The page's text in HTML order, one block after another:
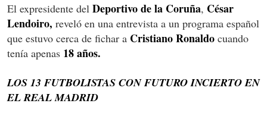
El expresidente del Deportivo de la Coruña, César
Lendoiro, reveló en una entrevista a un programa español
que estuvo cerca de fichar a Cristiano Ronaldo cuando
tenía apenas 18 años.
LOS 13 FUTBOLISTAS CON FUTURO INCIERTO EN
EL REAL MADRID